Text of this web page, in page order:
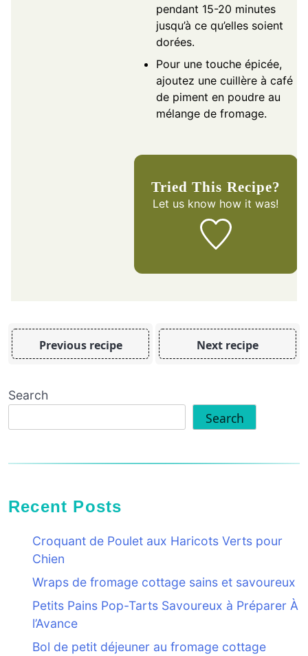
pendant 15-20 minutes
jusqu’à ce qu’elles soient
dorées.
Pour une touche épicée,
ajoutez une cuillère à café
de piment en poudre au
mélange de fromage.
Tried This Recipe?
Let us know how it was!
Previous recipe Next recipe
Search
Search
Recent Posts
Croquant de Poulet aux Haricots Verts pour
Chien
Wraps de fromage cottage sains et savoureux
Petits Pains Pop-Tarts Savoureux à Préparer À
l’Avance
Bol de petit déjeuner au fromage cottage